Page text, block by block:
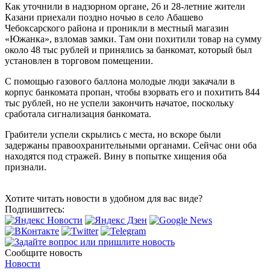
Как уточнили в надзорном органе, 26 и 28-летние жители
Казани приехали поздно ночью в село Абашево
Чебоксарского района и проникли в местный магазин
«Южанка», взломав замки. Там они похитили товар на сумму
около 48 тыс рублей и принялись за банкомат, который был
установлен в торговом помещении.
С помощью газового баллона молодые люди закачали в
корпус банкомата пропан, чтобы взорвать его и похитить 844
тыс рублей, но не успели закончить начатое, поскольку
сработала сигнализация банкомата.
Грабители успели скрылись с места, но вскоре были
задержаны правоохранительными органами. Сейчас они оба
находятся под стражей. Вину в попытке хищения оба
признали.
Хотите читать новости в удобном для вас виде?
Подпишитесь:
Сообщите новость
Новости